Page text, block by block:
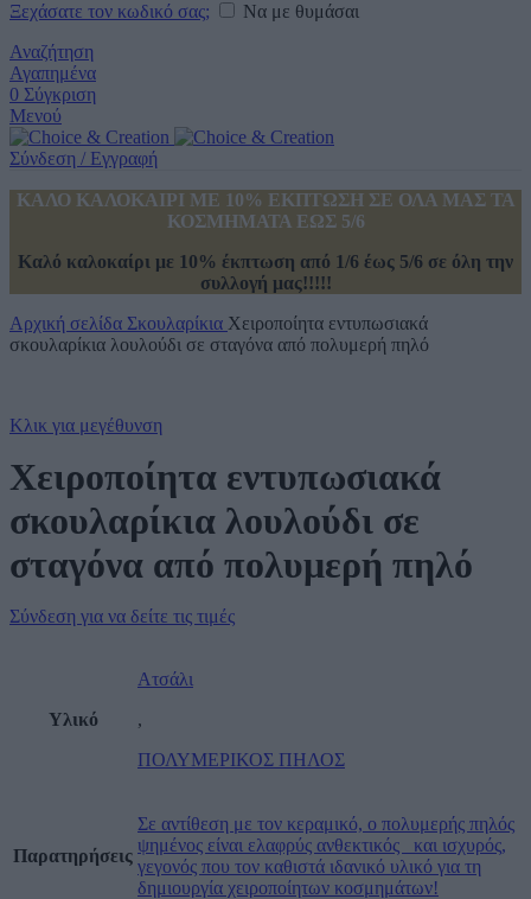
Ξεχάσατε τον κωδικό σας;
Να με θυμάσαι
Αναζήτηση
Αγαπημένα
0 Σύγκριση
Μενού
Σύνδεση / Εγγραφή
ΚΑΛΟ ΚΑΛΟΚΑΙΡΙ ΜΕ 10% ΕΚΠΤΩΣΗ ΣΕ ΟΛΑ ΜΑΣ ΤΑ
ΚΟΣΜΗΜΑΤΑ ΕΩΣ 5/6
Καλό καλοκαίρι με 10% έκπτωση από 1/6 έως 5/6 σε όλη την
συλλογή μας!!!!!
Αρχική σελίδα Σκουλαρίκια Χειροποίητα εντυπωσιακά
σκουλαρίκια λουλούδι σε σταγόνα από πολυμερή πηλό
Κλικ για μεγέθυνση
Χειροποίητα εντυπωσιακά
σκουλαρίκια λουλούδι σε
σταγόνα από πολυμερή πηλό
Σύνδεση για να δείτε τις τιμές
Υλικό
Ατσάλι
,
ΠΟΛΥΜΕΡΙΚΟΣ ΠΗΛΟΣ
Παρατηρήσεις
Σε αντίθεση με τον κεραμικό, ο πολυμερής πηλός
ψημένος είναι ελαφρύς ανθεκτικός και ισχυρός,
γεγονός που τον καθιστά ιδανικό υλικό για τη
δημιουργία χειροποίητων κοσμημάτων!